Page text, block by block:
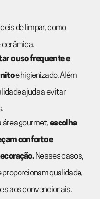
de limpar, como
cerâmica.
o uso frequente e
e higienizado. Além
ajuda a evitar
área gourmet,escolha
conforto e
Nesses casos,
proporcionam qualidade,
aos convencionais.